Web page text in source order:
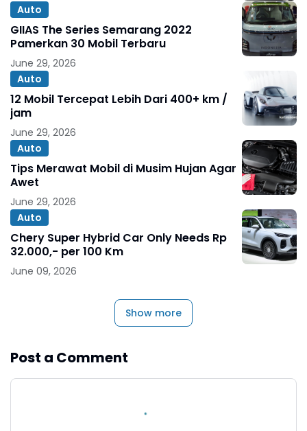
Auto
GIIAS The Series Semarang 2022
Pamerkan 30 Mobil Terbaru
June 29, 2026
Auto
12 Mobil Tercepat Lebih Dari 400+ km /
jam
June 29, 2026
Auto
Tips Merawat Mobil di Musim Hujan Agar
Awet
June 29, 2026
Auto
Chery Super Hybrid Car Only Needs Rp
32.000,- per 100 Km
June 09, 2026
Show more
Post a Comment